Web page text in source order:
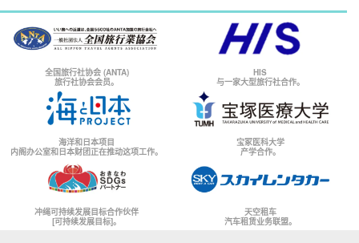
全国旅行社协会 (ANTA)
旅行社协会会员。
HIS
与一家大型旅行社合作。
海洋和日本项目
内阁办公室和日本财团正在推动这项工作。
宝冢医科大学
产学合作。
冲绳可持续发展目标合作伙伴
[可持续发展目标]。
天空租车
汽车租赁业务联盟。